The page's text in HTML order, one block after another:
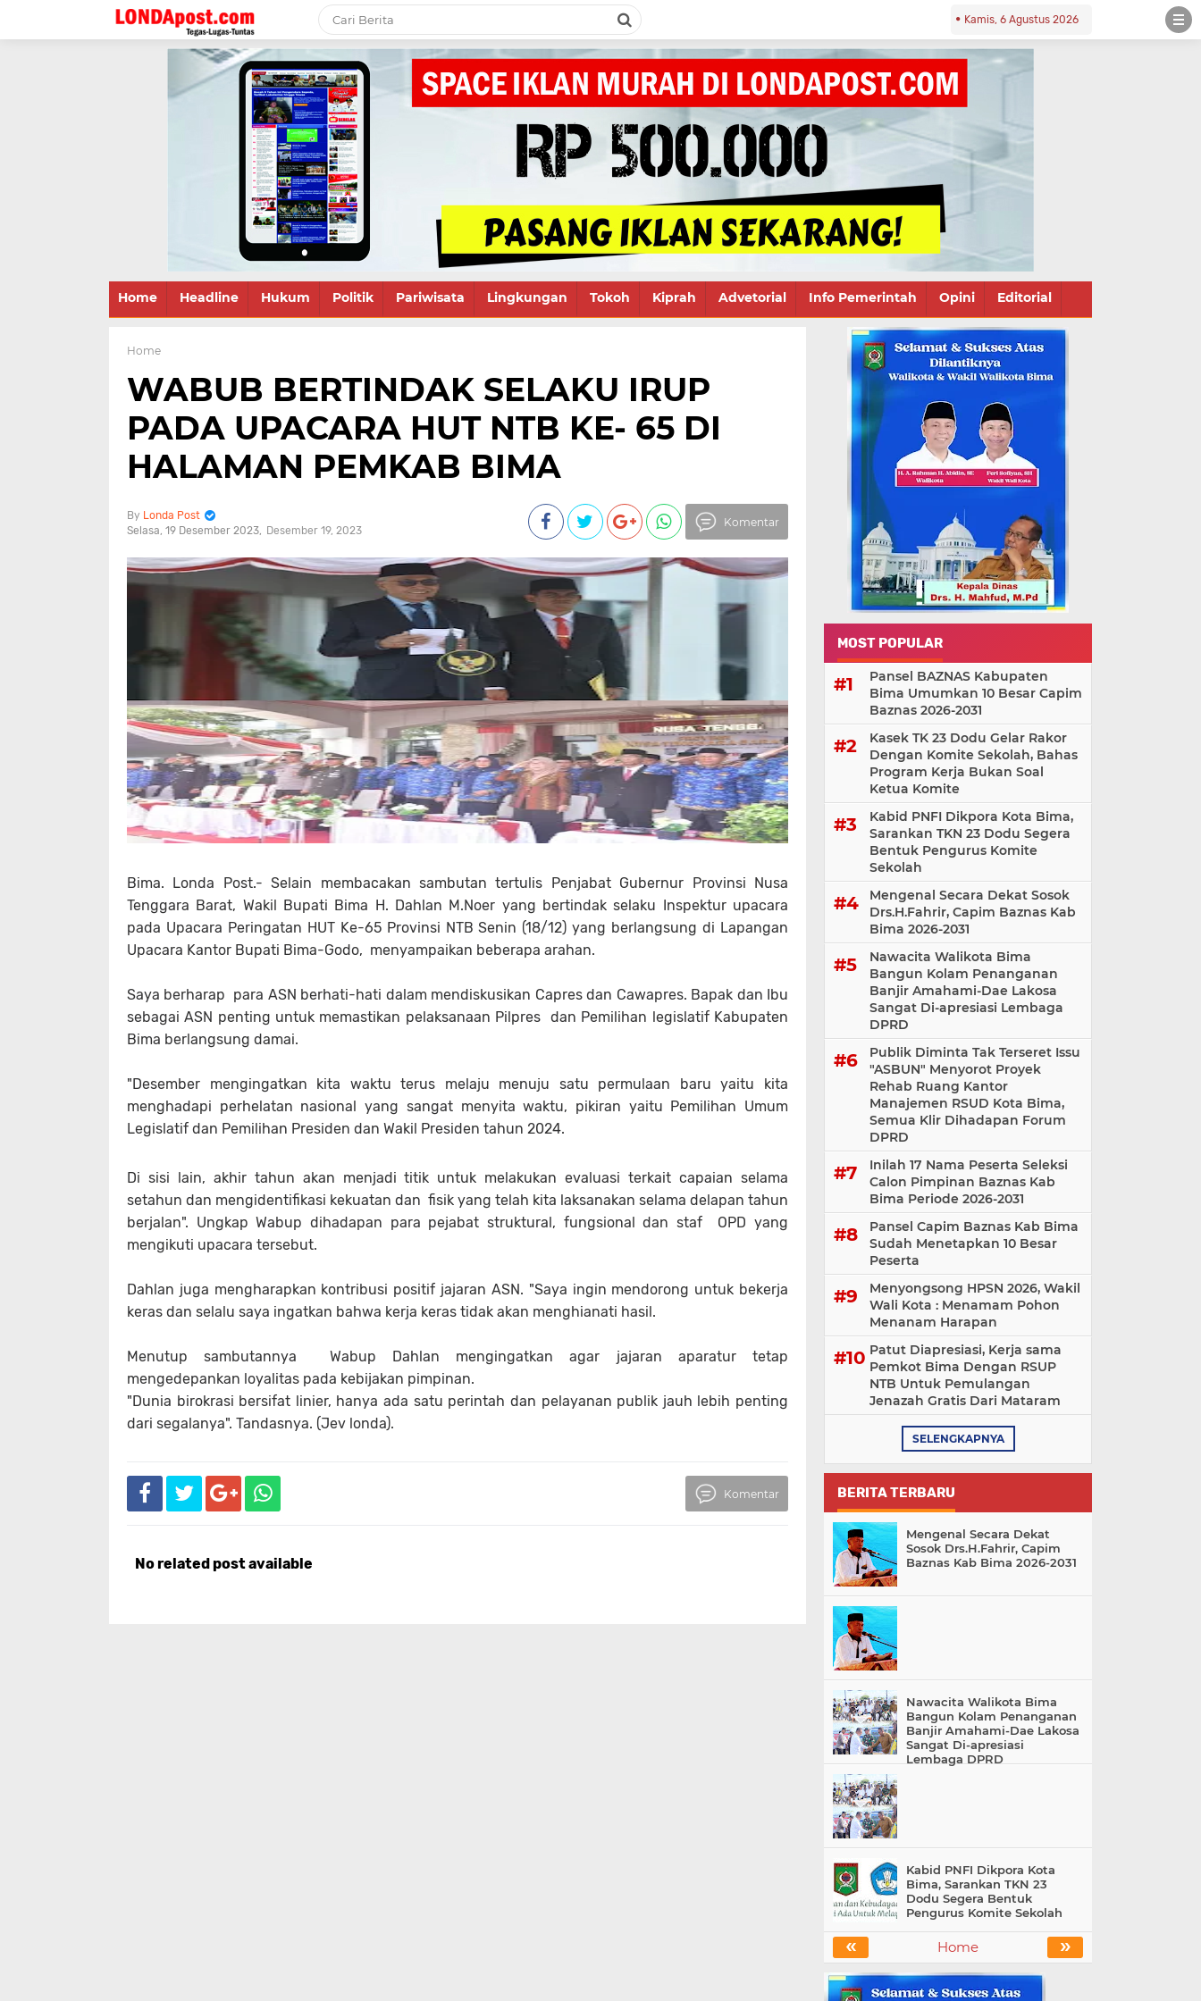
Kamis, 6 Agustus 2026
Home Headline Hukum Politik Pariwisata Lingkungan Tokoh Kiprah Advetorial Info Pemerintah Opini Editorial
Home
WABUB BERTINDAK SELAKU IRUP
PADA UPACARA HUT NTB KE- 65 DI
HALAMAN PEMKAB BIMA
Londa Post
Selasa, 19 Desember 2023
Desember 19, 2023
Komentar
Bima. Londa Post.- Selain membacakan sambutan tertulis Penjabat Gubernur Provinsi Nusa
Tenggara Barat, Wakil Bupati Bima H. Dahlan M.Noer yang bertindak selaku Inspektur upacara
pada Upacara Peringatan HUT Ke-65 Provinsi NTB Senin (18/12) yang berlangsung di Lapangan
Upacara Kantor Bupati Bima-Godo, menyampaikan beberapa arahan.
Saya berharap para ASN berhati-hati dalam mendiskusikan Capres dan Cawapres. Bapak dan Ibu
sebagai ASN penting untuk memastikan pelaksanaan Pilpres dan Pemilihan legislatif Kabupaten
Bima berlangsung damai.
"Desember mengingatkan kita waktu terus melaju menuju satu permulaan baru yaitu kita
menghadapi perhelatan nasional yang sangat menyita waktu, pikiran yaitu Pemilihan Umum
Legislatif dan Pemilihan Presiden dan Wakil Presiden tahun 2024.
Di sisi lain, akhir tahun akan menjadi titik untuk melakukan evaluasi terkait capaian selama
setahun dan mengidentifikasi kekuatan dan fisik yang telah kita laksanakan selama delapan tahun
berjalan". Ungkap Wabup dihadapan para pejabat struktural, fungsional dan staf OPD yang
mengikuti upacara tersebut.
Dahlan juga mengharapkan kontribusi positif jajaran ASN. "Saya ingin mendorong untuk bekerja
keras dan selalu saya ingatkan bahwa kerja keras tidak akan menghianati hasil.
Menutup sambutannya Wabup Dahlan mengingatkan agar jajaran aparatur tetap
mengedepankan loyalitas pada kebijakan pimpinan.
"Dunia birokrasi bersifat linier, hanya ada satu perintah dan pelayanan publik jauh lebih penting
dari segalanya". Tandasnya. (Jev londa).
Komentar
No related post available
MOST POPULAR
Pansel BAZNAS Kabupaten
Bima Umumkan 10 Besar Capim
Baznas 2026-2031
Kasek TK 23 Dodu Gelar Rakor
Dengan Komite Sekolah, Bahas
Program Kerja Bukan Soal
Ketua Komite
Kabid PNFI Dikpora Kota Bima,
Sarankan TKN 23 Dodu Segera
Bentuk Pengurus Komite
Sekolah
Mengenal Secara Dekat Sosok
Drs.H.Fahrir, Capim Baznas Kab
Bima 2026-2031
Nawacita Walikota Bima
Bangun Kolam Penanganan
Banjir Amahami-Dae Lakosa
Sangat Di-apresiasi Lembaga
DPRD
Publik Diminta Tak Terseret Issu
"ASBUN" Menyorot Proyek
Rehab Ruang Kantor
Manajemen RSUD Kota Bima,
Semua Klir Dihadapan Forum
DPRD
Inilah 17 Nama Peserta Seleksi
Calon Pimpinan Baznas Kab
Bima Periode 2026-2031
Pansel Capim Baznas Kab Bima
Sudah Menetapkan 10 Besar
Peserta
Menyongsong HPSN 2026, Wakil
Wali Kota : Menamam Pohon
Menanam Harapan
Patut Diapresiasi, Kerja sama
Pemkot Bima Dengan RSUP
NTB Untuk Pemulangan
Jenazah Gratis Dari Mataram
SELENGKAPNYA
BERITA TERBARU
Mengenal Secara Dekat
Sosok Drs.H.Fahrir, Capim
Baznas Kab Bima 2026-2031
Nawacita Walikota Bima
Bangun Kolam Penanganan
Banjir Amahami-Dae Lakosa
Sangat Di-apresiasi
Lembaga DPRD
Kabid PNFI Dikpora Kota
Bima, Sarankan TKN 23
Dodu Segera Bentuk
Pengurus Komite Sekolah
« »
Home